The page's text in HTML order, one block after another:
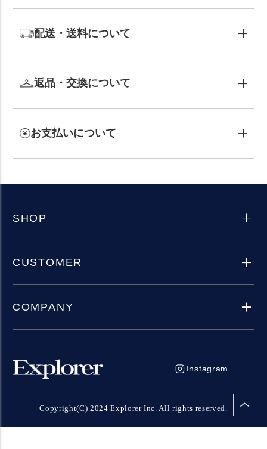
配送・送料について
返品・交換について
お支払いについて
SHOP
CUSTOMER
COMPANY
Instagram
Copyright(C) 2024 Explorer Inc. All rights reserved.